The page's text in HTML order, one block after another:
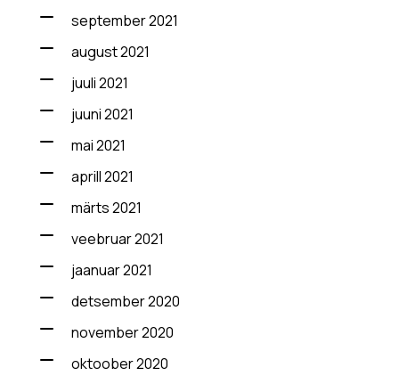
september 2021
august 2021
juuli 2021
juuni 2021
mai 2021
aprill 2021
märts 2021
veebruar 2021
jaanuar 2021
detsember 2020
november 2020
oktoober 2020